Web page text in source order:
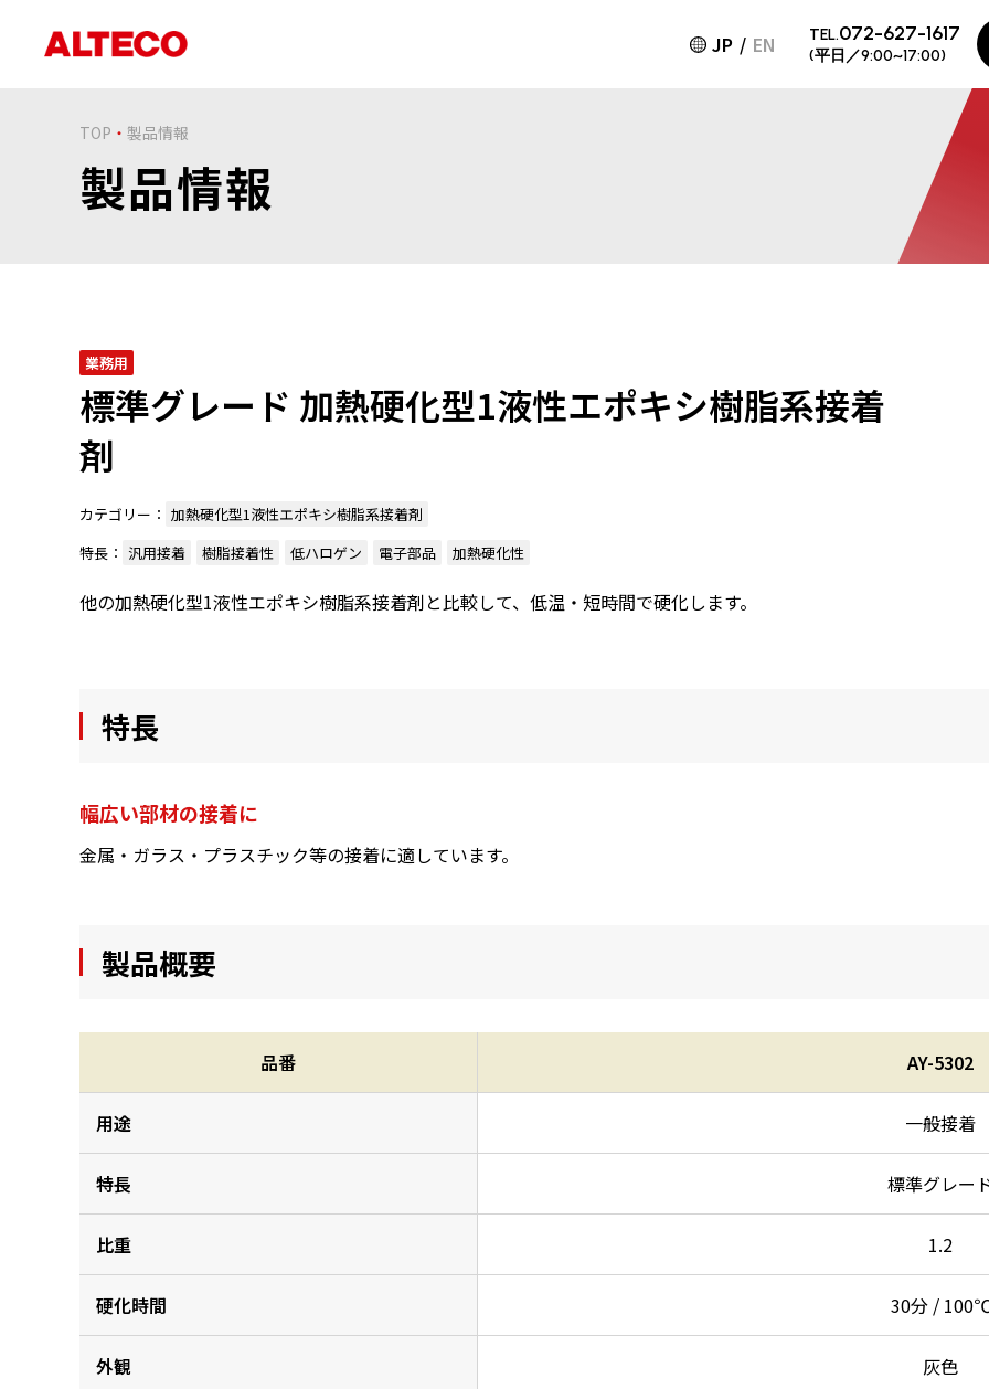
JP EN TEL.072-627-1617
(平日／9:00~17:00)
TOP 製品情報
製品情報
業務用
標準グレード 加熱硬化型1液性エポキシ樹脂系接着
剤
カテゴリー： 加熱硬化型1液性エポキシ樹脂系接着剤
特長： 汎用接着 樹脂接着性 低ハロゲン 電子部品 加熱硬化性
他の加熱硬化型1液性エポキシ樹脂系接着剤と比較して、低温・短時間で硬化します。
特長
幅広い部材の接着に
金属・ガラス・プラスチック等の接着に適しています。
製品概要
品番 AY-5302
用途 一般接着
特長 標準グレー
比重 1.2
硬化時間 30分 /
外観 灰色